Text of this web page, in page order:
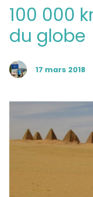
100 000
du globe
17 mars 2018